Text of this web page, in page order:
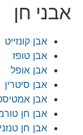
חן
קונזייט
טופז
אופל
סיטרין
אמטיסט
חן טורמלין
חן טנזניט